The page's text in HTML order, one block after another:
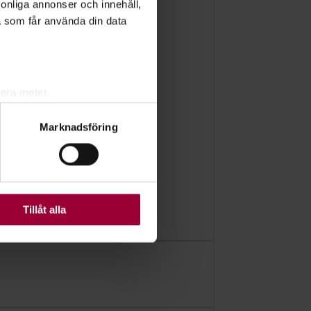
annonser och innehåll,
får använda din data
meter
. Du kan ändra
Vissa kakor är
Marknadsföring
Tillåt alla